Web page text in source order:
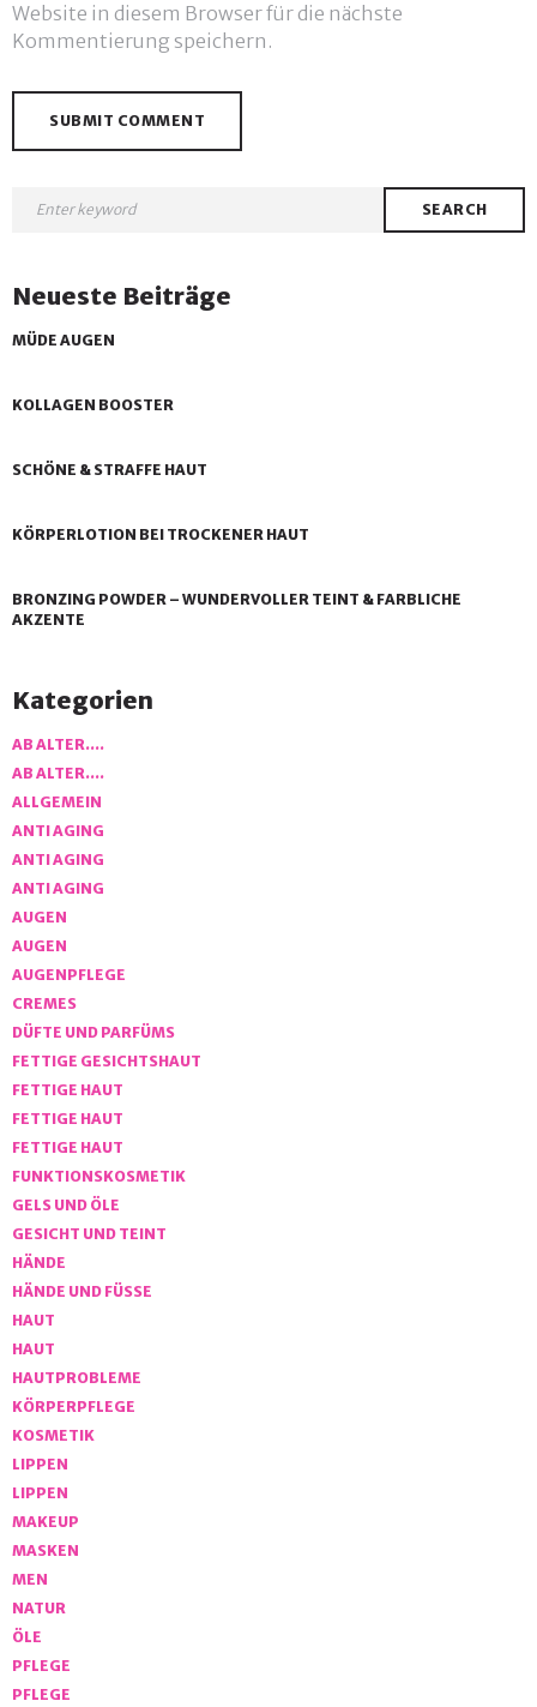
Website in diesem Browser für die nächste
Kommentierung speichern.
SEARCH
Neueste Beiträge
MÜDE AUGEN
KOLLAGEN BOOSTER
SCHÖNE & STRAFFE HAUT
KÖRPERLOTION BEI TROCKENER HAUT
BRONZING POWDER – WUNDERVOLLER TEINT & FARBLICHE
AKZENTE
Kategorien
AB ALTER….
AB ALTER….
ALLGEMEIN
ANTI AGING
ANTI AGING
ANTI AGING
AUGEN
AUGEN
AUGENPFLEGE
CREMES
DÜFTE UND PARFÜMS
FETTIGE GESICHTSHAUT
FETTIGE HAUT
FETTIGE HAUT
FETTIGE HAUT
FUNKTIONSKOSMETIK
GELS UND ÖLE
GESICHT UND TEINT
HÄNDE
HÄNDE UND FÜSSE
HAUT
HAUT
HAUTPROBLEME
KÖRPERPFLEGE
KOSMETIK
LIPPEN
LIPPEN
MAKEUP
MASKEN
MEN
NATUR
ÖLE
PFLEGE
PFLEGE